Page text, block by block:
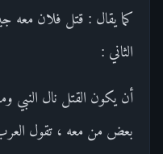
كما يقال : قتل فلان
الثاني :
أن يكون القتل نال النبي
بعض من معه ، تقول العرب